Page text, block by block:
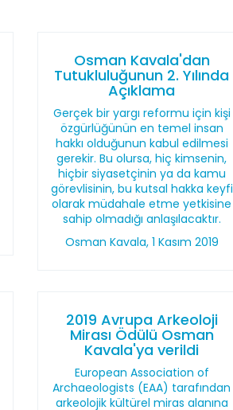
Osman Kavala'dan
Tutukluluğunun 2. Yılında
Açıklama
Gerçek bir yargı reformu için kişi
özgürlüğünün en temel insan
hakkı olduğunun kabul edilmesi
gerekir. Bu olursa, hiç kimsenin,
hiçbir siyasetçinin ya da kamu
görevlisinin, bu kutsal hakka keyfi
olarak müdahale etme yetkisine
sahip olmadığı anlaşılacaktır.
Osman Kavala, 1 Kasım 2019
2019 Avrupa Arkeoloji
Mirası Ödülü Osman
Kavala'ya verildi
European Association of
Archaeologists (EAA) tarafından
arkeolojik kültürel miras alanına